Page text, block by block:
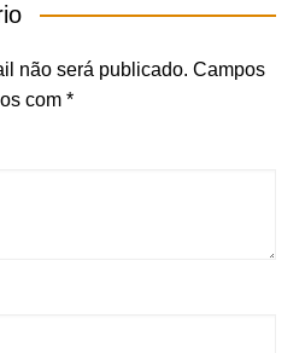
não será publicado. Campos
com *